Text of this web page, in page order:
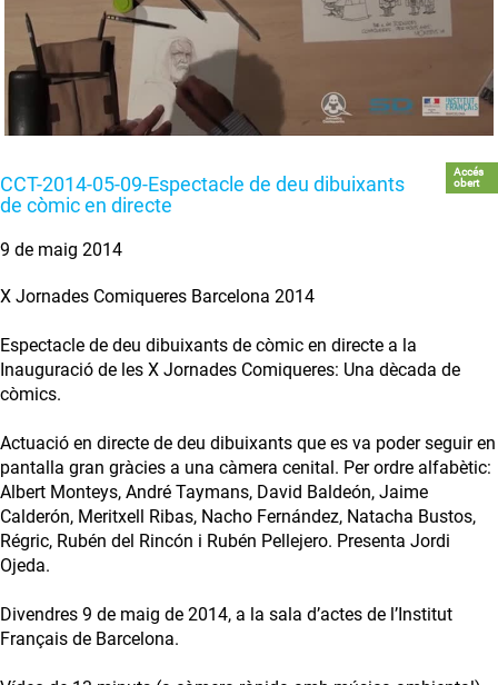
CCT-2014-05-09-Espectacle de deu dibuixants
de còmic en directe
Accés
obert
9 de maig 2014
X Jornades Comiqueres Barcelona 2014
Espectacle de deu dibuixants de còmic en directe a la
Inauguració de les X Jornades Comiqueres: Una dècada de
còmics.
Actuació en directe de deu dibuixants que es va poder seguir en
pantalla gran gràcies a una càmera cenital. Per ordre alfabètic:
Albert Monteys, André Taymans, David Baldeón, Jaime
Calderón, Meritxell Ribas, Nacho Fernández, Natacha Bustos,
Régric, Rubén del Rincón i Rubén Pellejero. Presenta Jordi
Ojeda.
Divendres 9 de maig de 2014, a la sala d’actes de l’Institut
Français de Barcelona.